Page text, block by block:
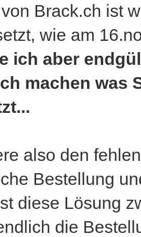
Brack.ch ist
wie am
ich aber
machen was
also den
Bestellung
diese Lösung
die